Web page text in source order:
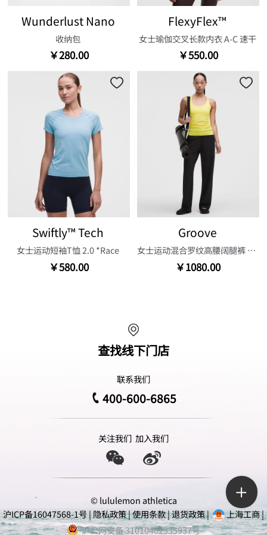
Wunderlust Nano
收纳包
￥280.00
FlexyFlex™
女士瑜伽交叉长款内衣 A-C 速干
￥550.00
Swiftly™ Tech
女士运动短袖T恤 2.0 *Race
￥580.00
Groove
女士运动混合罗纹高腰阔腿裤 30.5"
￥1080.00
查找线下门店
联系我们
400-600-6865
关注我们 加入我们
© lululemon athletica
沪ICP备16047568-1号|隐私政策|使用条款|退货政策| 上海工商|
沪公网安备 31010402335937号